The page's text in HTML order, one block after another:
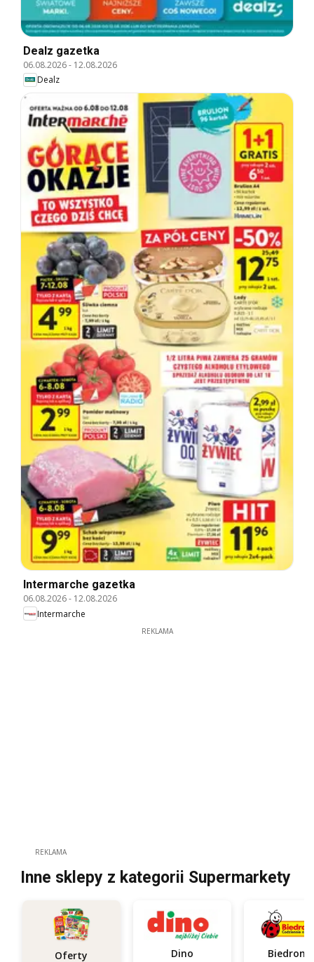
Dealz gazetka
06.08.2026- 12.08.2026
Dealz
Intermarche gazetka
06.08.2026- 12.08.2026
Intermarche
REKLAMA
REKLAMA
Inne sklepy z kategorii Supermarkety
Oferty Dino